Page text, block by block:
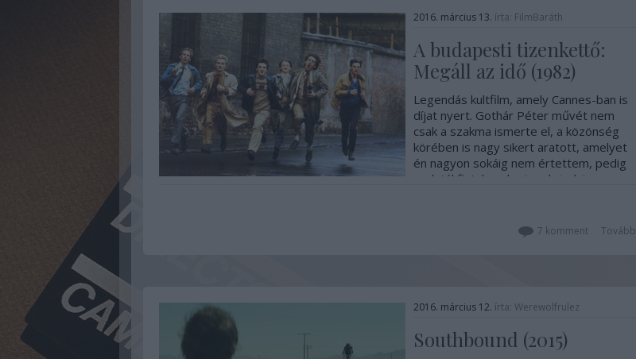
2016. március 13. írta: FilmBaráth
A budapesti tizenkettő:
Megáll az idő (1982)
Legendás kultfilm, amely Cannes-ban is
díjat nyert. Gothár Péter művét nem
csak a szakma ismerte el, a közönség
körében is nagy sikert aratott, amelyet
én nagyon sokáig nem értettem, pedig
csak túl fiatalon akartam letudni egy
Tovább
7 komment
2016. március 12. írta: Werewolfrulez
Southbound (2015)